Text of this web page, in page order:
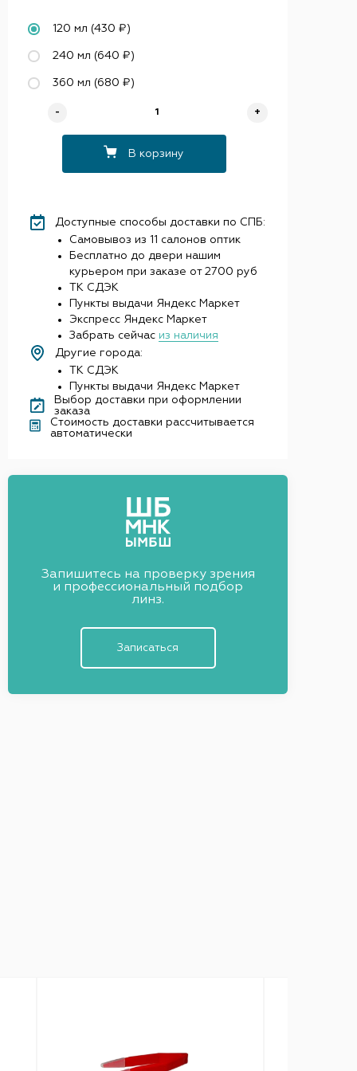
120 мл (430 ₽)
240 мл (640 ₽)
360 мл (680 ₽)
- +
В корзину
Доступные способы доставки по СПБ:
Самовывоз из 11 салонов оптик
Бесплатно до двери нашим
курьером при заказе от 2700 руб
ТК СДЭК
Пункты выдачи Яндекс Маркет
Экспресс Яндекс Маркет
Забрать сейчас из наличия
Другие города:
ТК СДЭК
Пункты выдачи Яндекс Маркет
Выбор доставки при оформлении
заказа
Стоимость доставки рассчитывается
автоматически
Запишитесь на проверку зрения
и профессиональный подбор
линз.
Записаться